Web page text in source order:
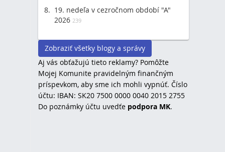
19. nedeľa v cezročnom období "A"
2026 239
Zobraziť všetky blogy a správy
Aj vás obťažujú tieto reklamy? Pomôžte
Mojej Komunite pravidelným finančným
príspevkom, aby sme ich mohli vypnúť. Číslo
účtu: IBAN: SK20 7500 0000 0040 2015 2755
Do poznámky účtu uvedťe podpora MK.